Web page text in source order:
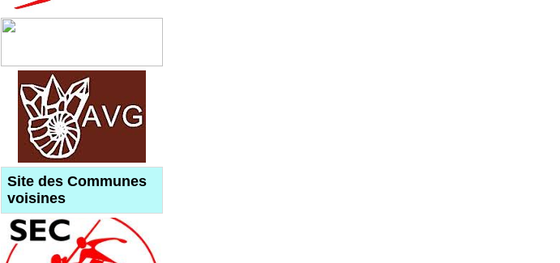
Site des Communes
voisines